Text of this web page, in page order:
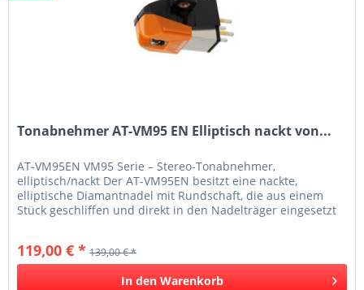
Tonabnehmer AT-VM95 EN Elliptisch nackt von...
AT-VM95EN VM95 Serie – Stereo-Tonabnehmer,
elliptisch/nackt Der AT-VM95EN besitzt eine nackte,
elliptische Diamantnadel mit Rundschaft, die aus einem
Stück geschliffen und direkt in den Nadelträger eingesetzt
119,00 € * 139,00 € *
In den Warenkorb